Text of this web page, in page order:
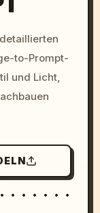
sunset, neon
--v 6.0to-Prompt-
und Licht,